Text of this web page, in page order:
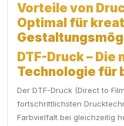
Vorteile von
Optimal für
DTF-Druck – Die
Technologie für
Der DTF-Druck (Direct to
fortschrittlichsten
Farbvielfalt bei gleichzeitig